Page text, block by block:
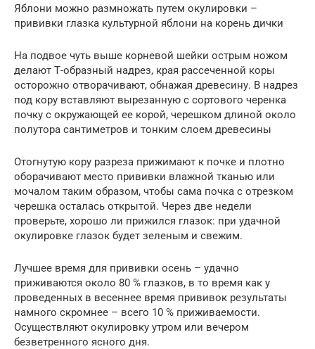
Яблони можно размножать путем окулировки –
прививки глазка культурной яблони на корень дички
На подвое чуть выше корневой шейки острым ножом
делают Т-образный надрез, края рассеченной коры
осторожно отворачивают, обнажая древесину. В надрез
под кору вставляют вырезанную с сортового черенка
почку с окружающей ее корой, черешком длиной около
полутора сантиметров и тонким слоем древесины
Отогнутую кору разреза прижимают к почке и плотно
оборачивают место прививки влажной тканью или
мочалом таким образом, чтобы сама почка с отрезком
черешка осталась открытой. Через две недели
проверьте, хорошо ли прижился глазок: при удачной
окулировке глазок будет зеленым и свежим.
Лучшее время для прививки осень – удачно
приживаются около 80 % глазков, в то время как у
проведенных в весеннее время прививок результаты
намного скромнее – всего 10 % приживаемости.
Осуществляют окулировку утром или вечером
безветренного ясного дня.